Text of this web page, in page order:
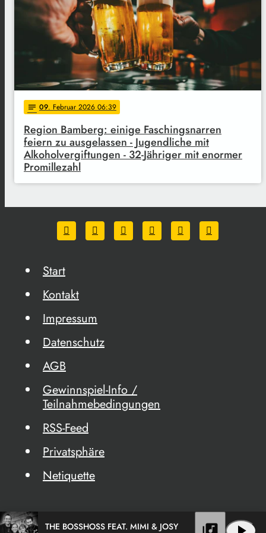
notes 09. Februar 2026 06:39
Region Bamberg: einige Faschingsnarren
feiern zu ausgelassen - Jugendliche mit
Alkoholvergiftungen - 32-Jähriger mit enormer
Promillezahl
Start
Kontakt
Impressum
Datenschutz
AGB
Gewinnspiel-Info /
Teilnahmebedingungen
RSS-Feed
Privatsphäre
Netiquette
THE BOSSHOSS FEAT. MIMI & JOSY